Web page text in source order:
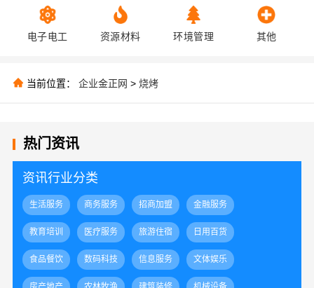
电子电工 资源材料 环境管理 其他
当前位置： 企业金正网 > 烧烤
热门资讯
资讯行业分类
生活服务 商务服务 招商加盟 金融服务
教育培训 医疗服务 旅游住宿 日用百货
食品餐饮 数码科技 信息服务 文体娱乐